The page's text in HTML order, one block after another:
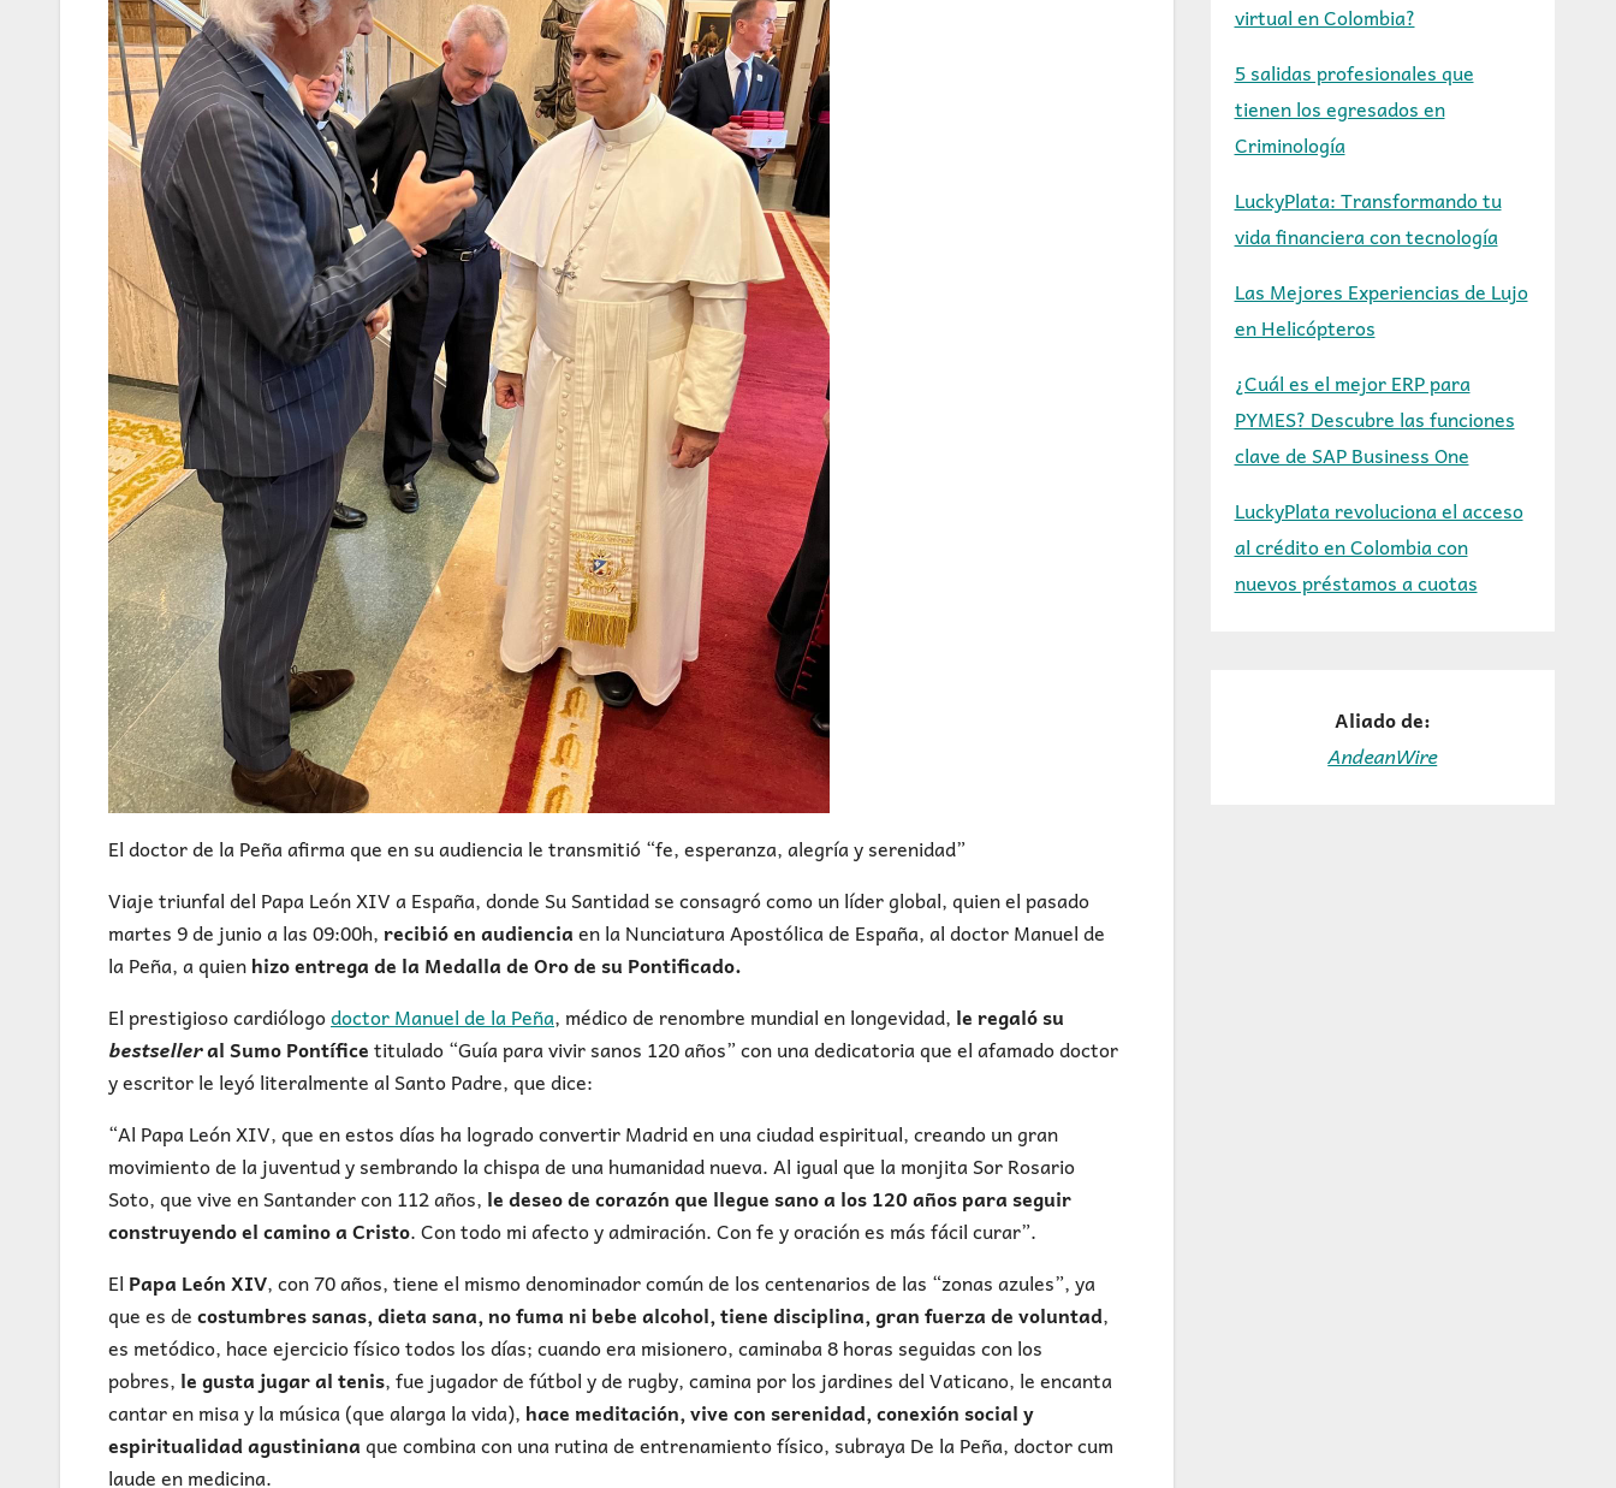
El doctor de la Peña afirma que en su audiencia le transmitió “fe, esperanza, alegría y serenidad”
Viaje triunfal del Papa León XIV a España, donde Su Santidad se consagró como un líder global, quien el pasado
martes 9 de junio a las 09:00h,recibió en audienciaen la Nunciatura Apostólica de España, al doctor Manuel de
la Peña, a quienhizo entrega de la Medalla de Oro de su Pontificado.
El prestigioso cardiólogodoctor Manuel de la Peña, médico de renombre mundial en longevidad, le regaló su
bestselleral Sumo Pontíficetitulado “Guía para vivir sanos 120 años” con una dedicatoria que el afamado doctor
y escritor le leyó literalmente al Santo Padre, que dice:
“Al Papa León XIV, que en estos días ha logrado convertir Madrid en una ciudad espiritual, creando un gran
movimiento de la juventud y sembrando la chispa de una humanidad nueva. Al igual que la monjita Sor Rosario
Soto, que vive en Santander con 112 años, le deseo de corazón que llegue sano a los 120 años para seguir
construyendo el camino a Cristo. Con todo mi afecto y admiración. Con fe y oración es más fácil curar”.
El Papa León XIV, con 70 años, tiene el mismo denominador común de los centenarios de las “zonas azules”, ya
que es decostumbres sanas, dieta sana, no fuma ni bebe alcohol, tiene disciplina, gran fuerza de voluntad,
es metódico, hace ejercicio físico todos los días; cuando era misionero, caminaba 8 horas seguidas con los
pobres, le gusta jugar al tenis, fue jugador de fútbol y de rugby, camina por los jardines del Vaticano, le encanta
cantar en misa y la música (que alarga la vida), hace meditación, vive con serenidad, conexión social y
espiritualidad agustinianaque combina con una rutina de entrenamiento físico, subraya De la Peña, doctor cum
laude en medicina.
virtual en Colombia?
5 salidas profesionales que
tienen los egresados en
Criminología
LuckyPlata: Transformando tu
vida financiera con tecnología
Las Mejores Experiencias de Lujo
en Helicópteros
¿Cuál es el mejor ERP para
PYMES? Descubre las funciones
clave de SAP Business One
LuckyPlata revoluciona el acceso
al crédito en Colombia con
nuevos préstamos a cuotas
Aliado de:
AndeanWire